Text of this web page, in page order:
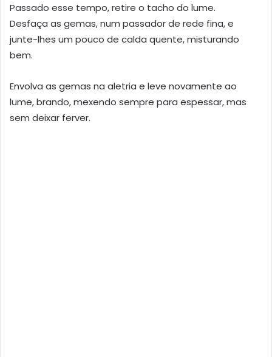
Passado esse tempo, retire o tacho do lume.
Desfaça as gemas, num passador de rede fina, e
junte-lhes um pouco de calda quente, misturando
bem.
Envolva as gemas na aletria e leve novamente ao
lume, brando, mexendo sempre para espessar, mas
sem deixar ferver.